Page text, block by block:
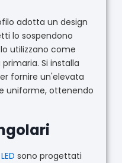
adotta un design
lo sospendono
utilizzano come
Si installa
fornire un'elevata
uniforme, ottenendo
sono progettati